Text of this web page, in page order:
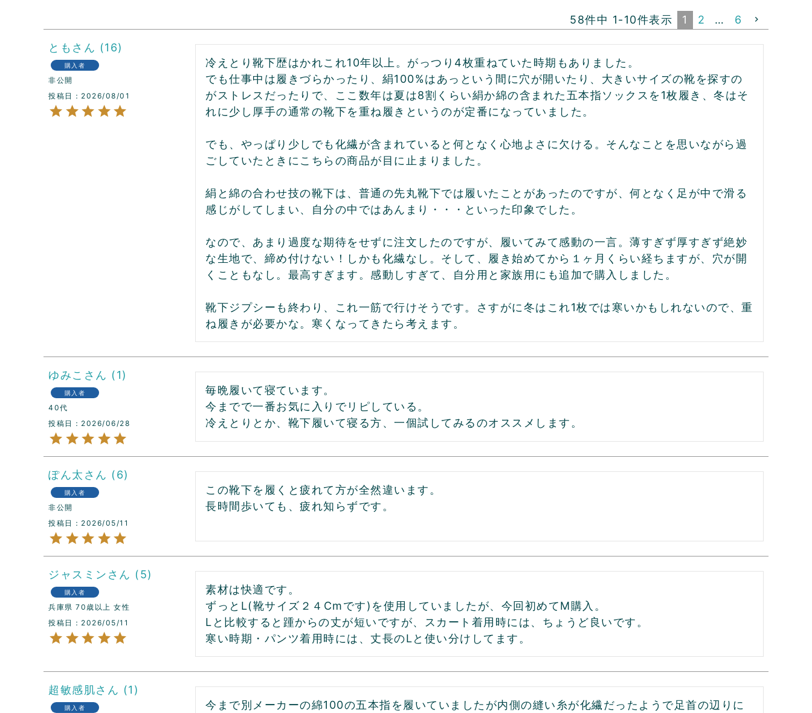
58件中 1-10件表示 1 2 … 6
とも 16
購入者
非公開
投稿日
2026/08/01
冷えとり靴下歴はかれこれ10年以上。がっつり4枚重ねていた時期もありました。
でも仕事中は履きづらかったり、絹100%はあっという間に穴が開いたり、大きいサイズの靴を探すの
がストレスだったりで、ここ数年は夏は8割くらい絹か綿の含まれた五本指ソックスを1枚履き、冬はそ
れに少し厚手の通常の靴下を重ね履きというのが定番になっていました。
でも、やっぱり少しでも化繊が含まれていると何となく心地よさに欠ける。そんなことを思いながら過
ごしていたときにこちらの商品が目に止まりました。
絹と綿の合わせ技の靴下は、普通の先丸靴下では履いたことがあったのですが、何となく足が中で滑る
感じがしてしまい、自分の中ではあんまり・・・といった印象でした。
なので、あまり過度な期待をせずに注文したのですが、履いてみて感動の一言。薄すぎず厚すぎず絶妙
な生地で、締め付けない！しかも化繊なし。そして、履き始めてから１ヶ月くらい経ちますが、穴が開
くこともなし。最高すぎます。感動しすぎて、自分用と家族用にも追加で購入しました。
靴下ジプシーも終わり、これ一筋で行けそうです。さすがに冬はこれ1枚では寒いかもしれないので、重
ね履きが必要かな。寒くなってきたら考えます。
ゆみこ 1
購入者
40代
投稿日
2026/06/28
毎晩履いて寝ています。
今までで一番お気に入りでリピしている。
冷えとりとか、靴下履いて寝る方、一個試してみるのオススメします。
ぽん太 6
購入者
非公開
投稿日
2026/05/11
この靴下を履くと疲れて方が全然違います。
長時間歩いても、疲れ知らずです。
ジャスミン 5
購入者
兵庫県 70歳以上 女性
投稿日
2026/05/11
素材は快適です。
ずっとL(靴サイズ２４Cmです)を使用していましたが、今回初めてM購入。
Lと比較すると踵からの丈が短いですが、スカート着用時には、ちょうど良いです。
寒い時期・パンツ着用時には、丈長のLと使い分けしてます。
超敏感肌 1
購入者
今まで別メーカーの綿100の五本指を履いていましたが内側の縫い糸が化繊だったようで足首の辺りに